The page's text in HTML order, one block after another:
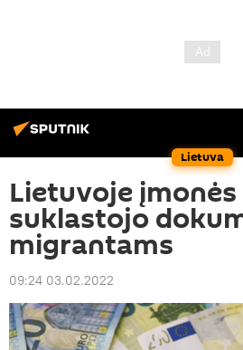
Lietuva
Lietuvoje
suklastojo
migrantams
09:24 03.02.2022